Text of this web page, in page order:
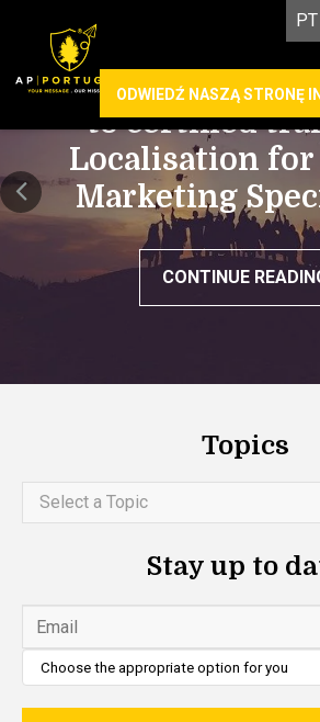
PT
ODWIEDŹ NASZĄ STRONĘ
AP | PORTUGAL
to certified
Localisation for
Marketing
CONTINUE
Topics
Select a Topic
Stay up to